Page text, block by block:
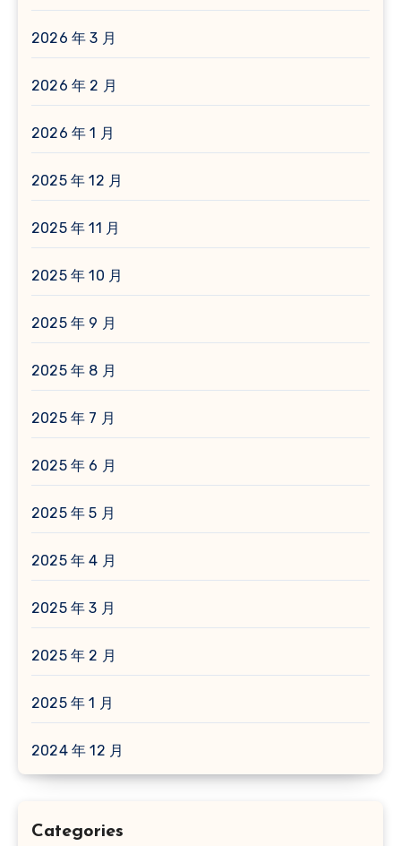
2026 年 3 月
2026 年 2 月
2026 年 1 月
2025 年 12 月
2025 年 11 月
2025 年 10 月
2025 年 9 月
2025 年 8 月
2025 年 7 月
2025 年 6 月
2025 年 5 月
2025 年 4 月
2025 年 3 月
2025 年 2 月
2025 年 1 月
2024 年 12 月
Categories